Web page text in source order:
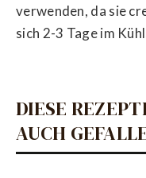
verwenden, da sie
sich 2-3 Tage im
DIESE
AUCH